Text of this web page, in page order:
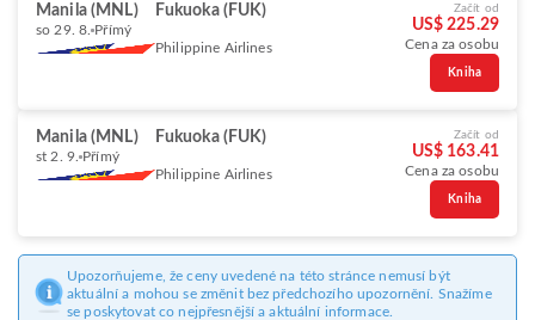
Manila (MNL) Fukuoka (FUK)
so 29. 8. Přímý
Philippine Airlines
Začít od
US$ 225.29
Cena za osobu
Kniha
Manila (MNL) Fukuoka (FUK)
st 2. 9. Přímý
Philippine Airlines
Začít od
US$ 163.41
Cena za osobu
Kniha
Upozorňujeme, že ceny uvedené na této stránce nemusí být
aktuální a mohou se změnit bez předchozího upozornění. Snažíme
se poskytovat co nejpřesnější a aktuální informace.